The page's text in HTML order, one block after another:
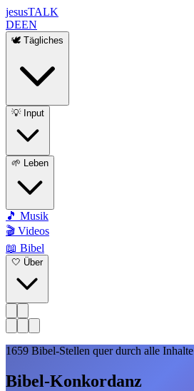
jesusTALK
DEEN
🕊️ Tägliches
💡 Input
🌱 Leben
🎵 Musik
🎬 Videos
📖 Bibel
🤍 Über
1659 Bibel-Stellen quer durch alle Inhalte
Bibel-Konkordanz